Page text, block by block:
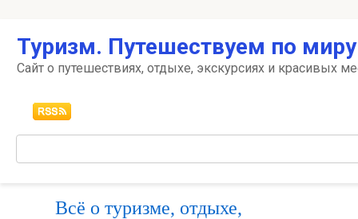
контенту
Туризм. Путешествуем по
Сайт о путешествиях, отдыхе, экскурсиях и красивых
Всё о туризме, отдыхе,